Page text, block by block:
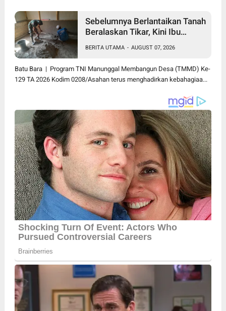
Sebelumnya Berlantaikan Tanah
Beralaskan Tikar, Kini Ibu
yang Layak Berkat Satgas
TMMD Ke-129 Kodim
0208/Asahan
BERITA UTAMA - AUGUST 07, 2026
Batu Bara | Program TNI Manunggal Membangun Desa (TMMD) Ke-
129 TA 2026 Kodim 0208/Asahan terus menghadirkan kebahagiaa...